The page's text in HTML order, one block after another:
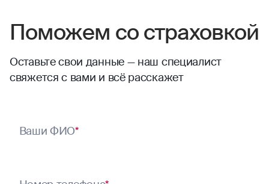
Поможем со страховкой
Оставьте свои данные — наш специалист
свяжется с вами и всё расскажет
Ваши ФИО*